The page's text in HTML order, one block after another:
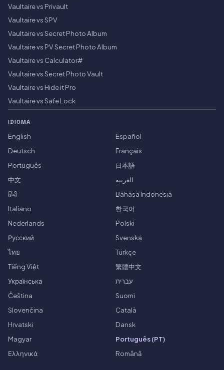
Vaultaire vs Privault
Vaultaire vs SPV
Vaultaire vs Secret Photo Album
Vaultaire vs PV Secret Photo Album
Vaultaire vs Calculator#
Vaultaire vs Secret Photo Vault
Vaultaire vs Hide it Pro
Vaultaire vs Safe Lock
IDIOMA
English
Español
Deutsch
Français
Português
日本語
中文
العربية
हिंदी
Bahasa Indonesia
Italiano
한국어
Nederlands
Polski
Русский
Svenska
ไทย
Türkçe
Tiếng Việt
繁體中文
Українська
עברית
Čeština
Suomi
Slovenčina
Català
Hrvatski
Dansk
Magyar
Português (PT)
Ελληνικά
Română